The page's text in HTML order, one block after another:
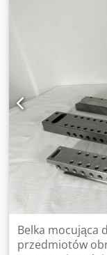
Przelot pręta: 65
150 mm Oś z2:
Djdpfx Aoxq R
transporter
w bardzo dobrym
obejrzana pod
się. Wyposażenie,
wchodzą w zakres
to zaznaczone w
pomyłki w
zastrzeżone!
Belka mocująca
przedmiotów